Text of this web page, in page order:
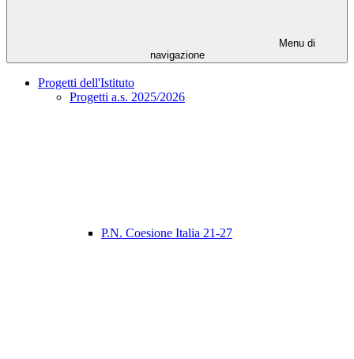
Menu di
navigazione
Progetti dell'Istituto
Progetti a.s. 2025/2026
P.N. Coesione Italia 21-27